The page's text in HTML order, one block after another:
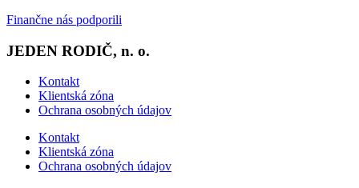
Finančne nás podporili
JEDEN RODIČ, n. o.
Kontakt
Klientská zóna
Ochrana osobných údajov
Kontakt
Klientská zóna
Ochrana osobných údajov